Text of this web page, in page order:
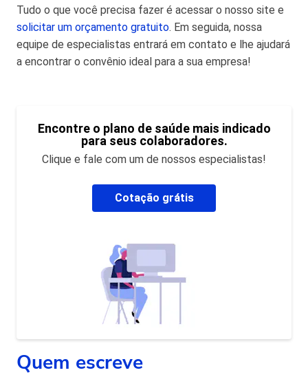
Tudo o que você precisa fazer é acessar o nosso site e
solicitar um orçamento gratuito. Em seguida, nossa
equipe de especialistas entrará em contato e lhe ajudará
a encontrar o convênio ideal para a sua empresa!
Encontre o plano de saúde mais indicado
para seus colaboradores.
Clique e fale com um de nossos especialistas!
Cotação grátis
Quem escreve